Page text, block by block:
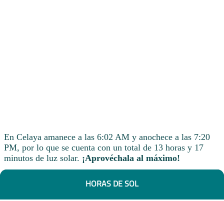
En Celaya amanece a las 6:02 AM y anochece a las 7:20
PM, por lo que se cuenta con un total de 13 horas y 17
minutos de luz solar. ¡Aprovéchala al máximo!
HORAS DE SOL